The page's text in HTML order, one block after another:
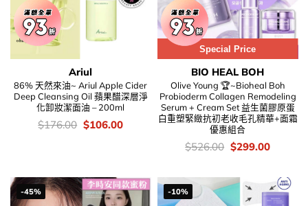
Ariul
86% 天然來油~ Ariul Apple Cider
Deep Cleansing Oil 蘋果醋深層淨
化卸妝潔面油 – 200ml
價
錢：
$176.00 Original
price
$106.00Current
Special Price
BIO HEAL BOH
Olive Young 🏆~Bioheal Boh
Probioderm Collagen Remodeling
Serum + Cream Set 益生菌膠原蛋
白重塑緊緻抗初老收毛孔精華+面霜
優惠組合
價
錢：
$526.00 Original
price
$526.00.
$299.00Current
-45% -10%